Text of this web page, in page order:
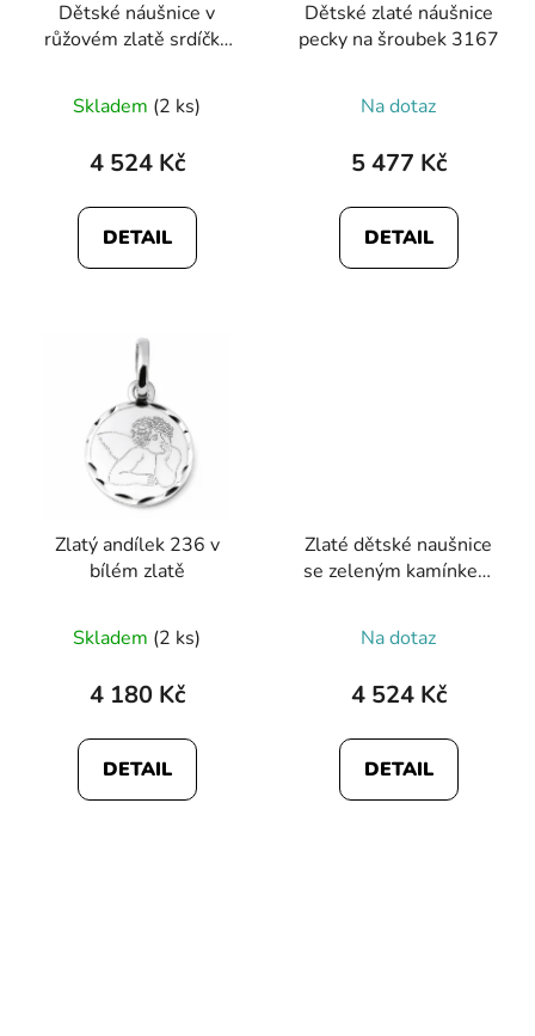
Dětské náušnice v
růžovém zlatě srdíčka
Skladem (2 ks)
4 524 Kč
DETAIL
Dětské zlaté náušnice
pecky na šroubek 3167
Na dotaz
5 477 Kč
DETAIL
Zlatý andílek 236 v
bílém zlatě
Skladem (2 ks)
4 180 Kč
DETAIL
Zlaté dětské naušnice
se zeleným kamínkem
Na dotaz
4 524 Kč
DETAIL